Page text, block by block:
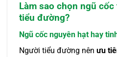
Làm sao chọn ngũ
tiểu đường?
Ngũ cốc nguyên hạt hay
Người tiểu đường nên ưu